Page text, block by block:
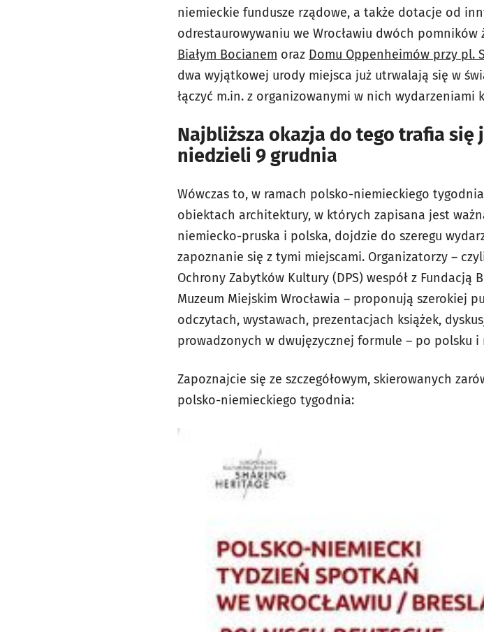
niemieckie fundusze rządowe, a także dotacje od
odrestaurowywaniu we Wrocławiu dwóch pomników
Białym Bocianem oraz Domu Oppenheimów przy pl.
dwa wyjątkowej urody miejsca już utrwalają się w
łączyć m.in. z organizowanymi w nich wydarzeniami
Najbliższa okazja do tego trafia się
niedzieli 9 grudnia
Wówczas to, w ramach polsko-niemieckiego
obiektach architektury, w których zapisana jest
niemiecko-pruska i polska, dojdzie do szeregu
zapoznanie się z tymi miejscami. Organizatorzy –
Ochrony Zabytków Kultury (DPS) wespół z Fundacją
Muzeum Miejskim Wrocławia – proponują szerokiej
odczytach, wystawach, prezentacjach książek,
prowadzonych w dwujęzycznej formule – po polsku i
Zapoznajcie się ze szczegółowym, skierowanych
polsko-niemieckiego tygodnia: